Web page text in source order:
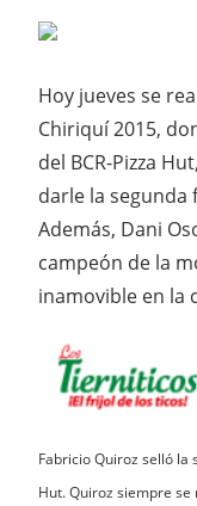
Hoy jueves se
Chiriquí 2015,
del BCR-Pizza
darle la segunda
Además, Dani
campeón de la
inamovible en la
Fabricio Quiroz selló la
Hut. Quiroz siempre